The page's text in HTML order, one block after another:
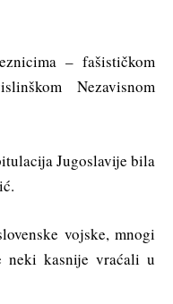
– fašističkom
Nezavisnom
Jugoslavije bila
vojske, mnogi
neki kasnije vraćali u